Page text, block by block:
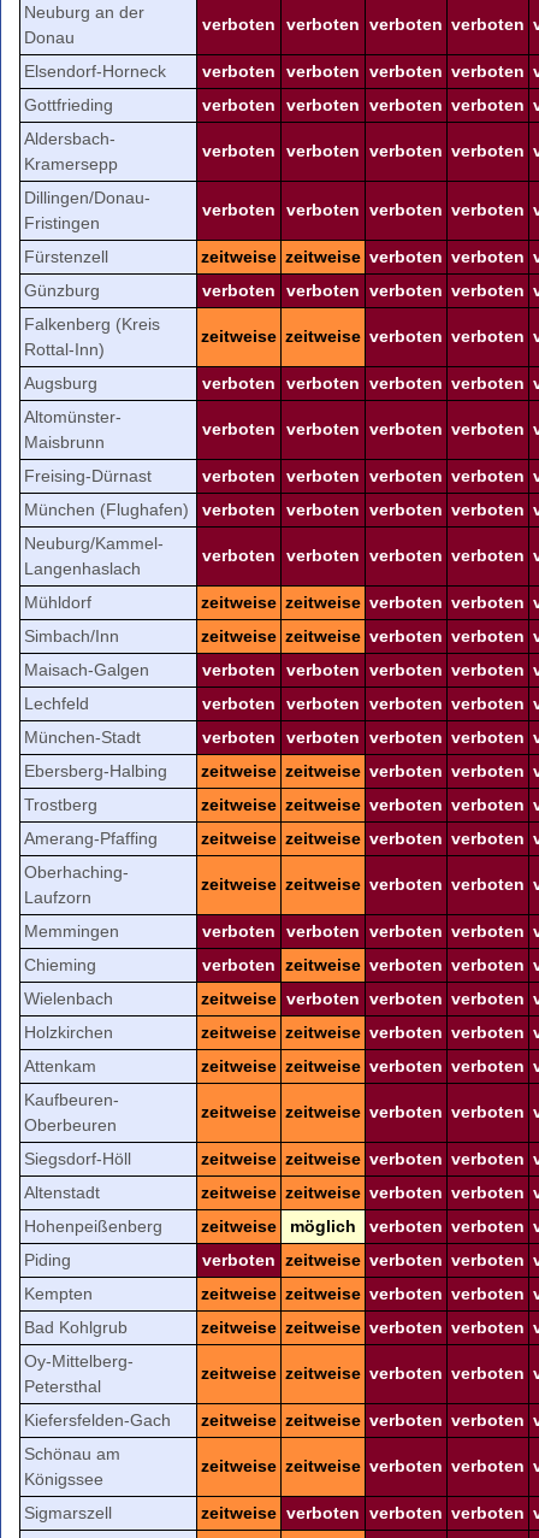
Neuburg an der
Donau
verboten verboten verboten verboten
Elsendorf-Horneck verboten verboten verboten verboten
Gottfrieding
verboten verboten verboten verboten
Aldersbach-
Kramersepp
verboten verboten verboten verboten
Dillingen/Donau-
Fristingen
verboten verboten verboten verboten
Fürstenzell zeitweise zeitweise verboten verboten
Günzburg
verboten verboten verboten verboten
Falkenberg (Kreis
Rottal-Inn)
zeitweise zeitweise verboten verboten
Augsburg verboten verboten verboten verboten
Altomünster-
Maisbrunn
verboten verboten verboten verboten
Freising-Dürnast verboten verboten verboten verboten
München (Flughafen)
verboten verboten verboten verboten
Neuburg/Kammel-
Langenhaslach
verboten verboten verboten verboten
Mühldorf zeitweise zeitweise verboten verboten
Simbach/Inn
zeitweise zeitweise verboten verboten
Maisach-Galgen
verboten verboten verboten verboten
Lechfeld
verboten verboten verboten verboten
München-Stadt
verboten verboten verboten verboten
Ebersberg-Halbing
zeitweise zeitweise verboten verboten
Trostberg
zeitweise zeitweise verboten verboten
Amerang-Pfaffing
zeitweise zeitweise verboten verboten
Oberhaching-
Laufzorn
zeitweise zeitweise verboten verboten
Memmingen verboten verboten verboten verboten
Chieming
verboten zeitweise verboten verboten
Wielenbach
zeitweise verboten verboten verboten
Holzkirchen
zeitweise zeitweise verboten verboten
Attenkam
zeitweise zeitweise verboten verboten
Kaufbeuren-
Oberbeuren
zeitweise zeitweise verboten verboten
Siegsdorf-Höll zeitweise zeitweise verboten verboten
Altenstadt
zeitweise zeitweise verboten verboten
Hohenpeißenberg
zeitweise möglich verboten verboten
Piding
verboten zeitweise verboten verboten
Kempten
zeitweise zeitweise verboten verboten
Bad Kohlgrub
zeitweise zeitweise verboten verboten
Oy-Mittelberg-
Petersthal
zeitweise zeitweise verboten verboten
Kiefersfelden-Gach zeitweise zeitweise verboten verboten
Schönau am
Königssee
zeitweise zeitweise verboten verboten
Sigmarszell zeitweise verboten verboten verboten